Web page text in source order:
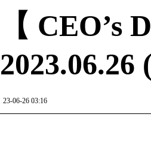
【 CEO’s
2023.06.26
23-06-26 03:16